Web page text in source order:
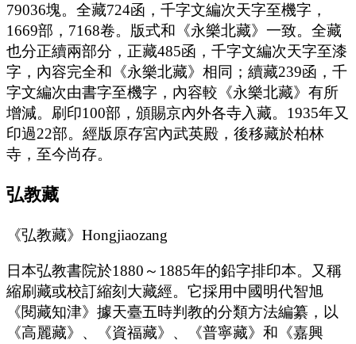
79036塊。全藏724函，千字文編次天字至機字，
1669部，7168卷。版式和《永樂北藏》一致。全藏
也分正續兩部分，正藏485函，千字文編次天字至漆
字，內容完全和《永樂北藏》相同；續藏239函，千
字文編次由書字至機字，內容較《永樂北藏》有所
增減。刷印100部，頒賜京內外各寺入藏。1935年又
印過22部。經版原存宮內武英殿，後移藏於柏林
寺，至今尚存。
弘教藏
《弘教藏》Hongjiaozang
日本弘教書院於1880～1885年的鉛字排印本。又稱
縮刷藏或校訂縮刻大藏經。它採用中國明代智旭
《閱藏知津》據天臺五時判教的分類方法編纂，以
《高麗藏》、《資福藏》、《普寧藏》和《嘉興